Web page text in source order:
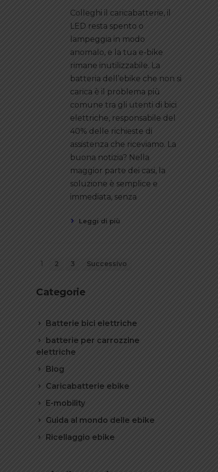
Colleghi il caricabatterie, il
LED resta spento o
lampeggia in modo
anomalo, e la tua e-bike
rimane inutilizzabile. La
batteria dell’ebike che non si
carica è il problema più
comune tra gli utenti di bici
elettriche, responsabile del
40% delle richieste di
assistenza che riceviamo. La
buona notizia? Nella
maggior parte dei casi, la
soluzione è semplice e
immediata, senza
Leggi di più
1 2 3 Successivo
Categorie
Batterie bici elettriche
batterie per carrozzine
elettriche
Blog
Caricabatterie ebike
E-mobility
Guida al mondo delle ebike
Ricellaggio ebike